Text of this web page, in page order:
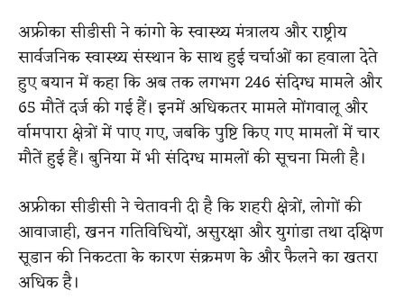
अफ्रीका सीडीसी ने कांगो के स्वास्थ्य मंत्रालय और राष्ट्रीय
सार्वजनिक स्वास्थ्य संस्थान के साथ हुई चर्चाओं का हवाला देते
हुए बयान में कहा कि अब तक लगभग 246 संदिग्ध मामले और
65 मौतें दर्ज की गई हैं। इनमें अधिकतर मामले मोंगवालू और
र्वामपारा क्षेत्रों में पाए गए, जबकि पुष्टि किए गए मामलों में चार
मौतें हुई हैं। बुनिया में भी संदिग्ध मामलों की सूचना मिली है।
अफ्रीका सीडीसी ने चेतावनी दी है कि शहरी क्षेत्रों, लोगों की
आवाजाही, खनन गतिविधियों, असुरक्षा और युगांडा तथा दक्षिण
सूडान की निकटता के कारण संक्रमण के और फैलने का खतरा
अधिक है।